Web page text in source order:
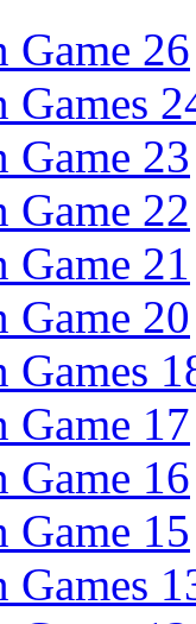
Game 26
Games
Game 23
Game 22
21
Game 20
Games
Game 17
Game 16
Game 15
Games